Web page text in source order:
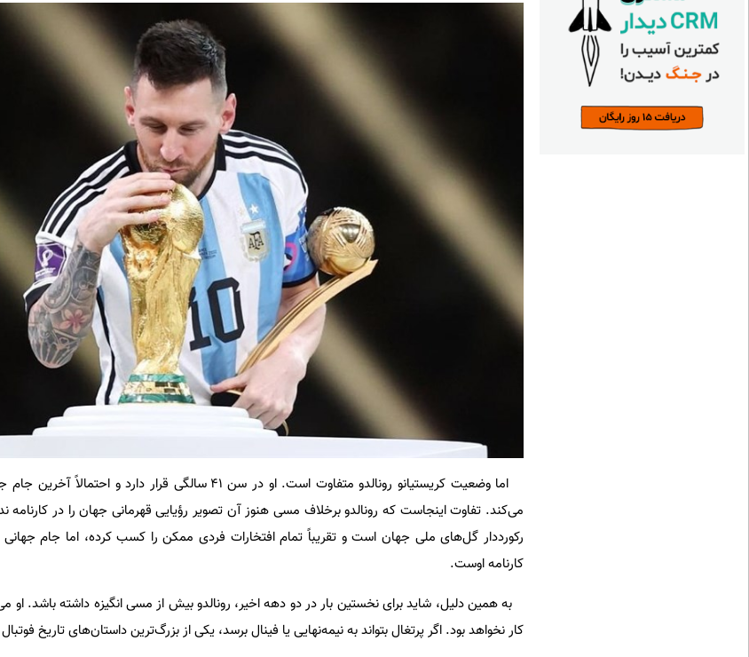
اما وضعیت کریستیانو رونالدو متفاوت است. او در سن ۴۱ سالگی قرار
می‌کند. تفاوت اینجاست که رونالدو برخلاف مسی هنوز آن تصویر رؤیایی قهرمانی جهان را در کارنامه
رکورددار گل‌های ملی جهان است و تقریباً تمام افتخارات فردی ممکن را کسب کرده، اما جام
کارنامه اوست.
به همین دلیل، شاید برای نخستین بار در دو دهه اخیر، رونالدو بیش از مسی انگیزه داشته باشد.
کار نخواهد بود. اگر پرتغال بتواند به نیمه‌نهایی یا فینال برسد، یکی از بزرگ‌ترین داستان‌های تاریخ